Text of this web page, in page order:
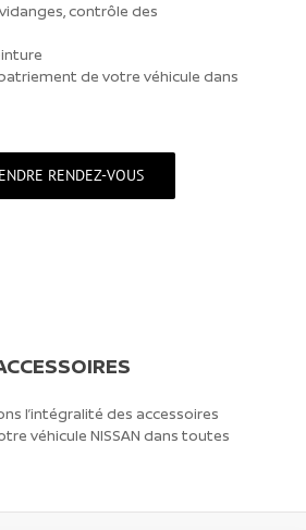
contrôle des
de votre véhicule dans
RENDEZ-VOUS
l’intégralité des accessoires
véhicule NISSAN dans toutes